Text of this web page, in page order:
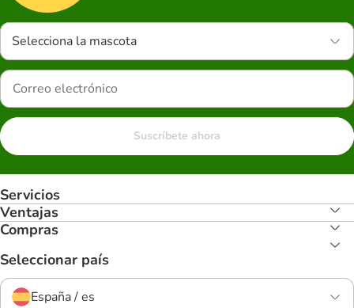
Selecciona la mascota
Suscríbete ahora
Servicios
Ventajas
Compras
Seleccionar país
España / es